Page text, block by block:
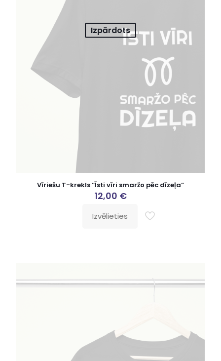
Izpārdots
Vīriešu T-krekls “Īsti vīri smaržo pēc dīzeļa”
12,00 €
Izvēlieties